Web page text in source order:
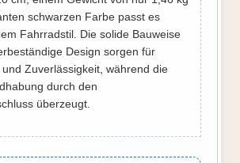
schwarzen Farbe passt es
Fahrradstil. Die solide Bauweise
Design sorgen für
Zuverlässigkeit, während die
durch den
überzeugt.